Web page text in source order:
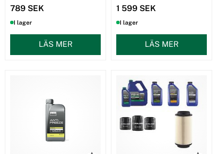
info@nvmaskin.se
så hjälper vi dig att hitta rätt reservdelar till just
din maskin.
789 SEK
I lager
LÄS MER
1 599 SEK
I lager
LÄS MER